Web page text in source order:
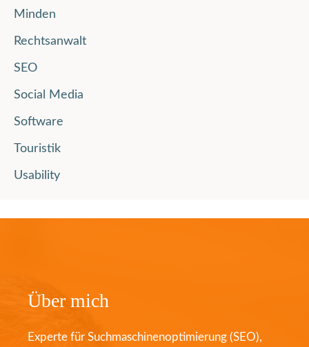
Minden
Rechtsanwalt
SEO
Social Media
Software
Touristik
Usability
Über mich
Experte für Suchmaschinenoptimierung (SEO),